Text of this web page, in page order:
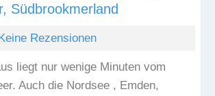
Südbrookmerland
Rezensionen
liegt nur wenige Minuten vom
Auch die Nordsee , Emden,